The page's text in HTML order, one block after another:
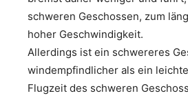
schweren Geschossen, zum
hoher Geschwindigkeit.
Allerdings ist ein schwereres
windempfindlicher als ein
Flugzeit des schweren